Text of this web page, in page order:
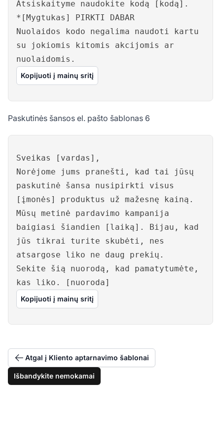
Atsiskaityme naudokite kodą [kodą].
*[Mygtukas] PIRKTI DABAR
Nuolaidos kodo negalima naudoti kartu
su jokiomis kitomis akcijomis ar
nuolaidomis.
Kopijuoti į mainų sritį
Paskutinės šansos el. pašto šablonas 6
Sveikas [vardas],
Norėjome jums pranešti, kad tai jūsų
paskutinė šansa nusipirkti visus
[įmonės] produktus už mažesnę kainą.
Mūsų metinė pardavimo kampanija
baigiasi šiandien [laiką]. Bijau, kad
jūs tikrai turite skubėti, nes
atsargose liko ne daug prekių.
Sekite šią nuorodą, kad pamatytumėte,
kas liko. [nuoroda]
Kopijuoti į mainų sritį
Atgal į Kliento aptarnavimo šablonai
Išbandykite nemokamai